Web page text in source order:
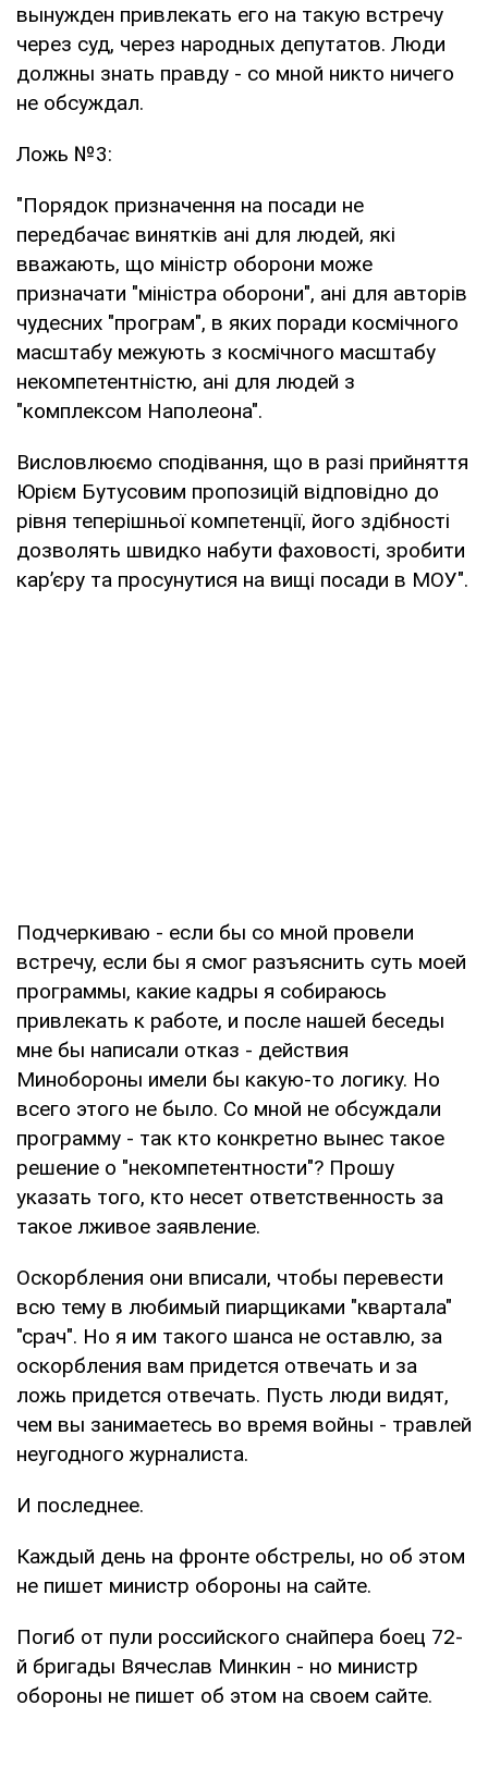
вынужден привлекать его на такую встречу
через суд, через народных депутатов. Люди
должны знать правду - со мной никто ничего
не обсуждал.
Ложь №3:
"Порядок призначення на посади не
передбачає винятків ані для людей, які
вважають, що міністр оборони може
призначати "міністра оборони", ані для авторів
чудесних "програм", в яких поради космічного
масштабу межують з космічного масштабу
некомпетентністю, ані для людей з
"комплексом Наполеона".
Висловлюємо сподівання, що в разі прийняття
Юрієм Бутусовим пропозицій відповідно до
рівня теперішньої компетенції, його здібності
дозволять швидко набути фаховості, зробити
кар’єру та просунутися на вищі посади в МОУ".
Подчеркиваю - если бы со мной провели
встречу, если бы я смог разъяснить суть моей
программы, какие кадры я собираюсь
привлекать к работе, и после нашей беседы
мне бы написали отказ - действия
Минобороны имели бы какую-то логику. Но
всего этого не было. Со мной не обсуждали
программу - так кто конкретно вынес такое
решение о "некомпетентности"? Прошу
указать того, кто несет ответственность за
такое лживое заявление.
Оскорбления они вписали, чтобы перевести
всю тему в любимый пиарщиками "квартала"
"срач". Но я им такого шанса не оставлю, за
оскорбления вам придется отвечать и за
ложь придется отвечать. Пусть люди видят,
чем вы занимаетесь во время войны - травлей
неугодного журналиста.
И последнее.
Каждый день на фронте обстрелы, но об этом
не пишет министр обороны на сайте.
Погиб от пули российского снайпера боец 72-
й бригады Вячеслав Минкин - но министр
обороны не пишет об этом на своем сайте.